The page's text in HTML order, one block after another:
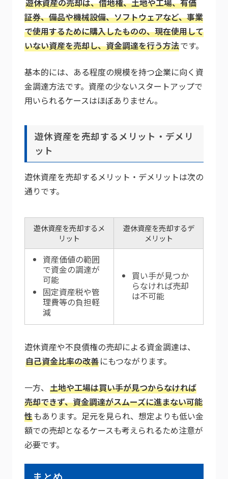
証券、備品や機械設備、ソフトウェアなど、事業
で使用するために購入したものの、現在使用して
いない資産を売却し、資金調達を行う方法です。
基本的には、ある程度の規模を持つ企業に向く資
金調達方法です。資産の少ないスタートアップで
用いられるケースはほぼありません。
遊休資産を売却するメリット・デメリ
ット
遊休資産を売却するメリット・デメリットは次の
通りです。
遊休資産を売却するメ
リット
遊休資産を売却するデ
メリット
資産価値の範囲
で資金の調達が
可能
固定資産税や管
理費等の負担軽
減
買い手が見つか
らなければ売却
は不可能
遊休資産や不良債権の売却による資金調達は、
自己資金比率の改善にもつながります。
一方、 土地や工場は買い手が見つからなければ
売却できず、資金調達がスムーズに進まない可能
性もあります。足元を見られ、想定よりも低い金
額での売却となるケースも考えられるため注意が
必要です。